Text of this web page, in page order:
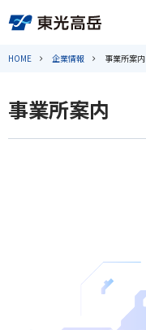
HOME 企業情報 事業所案内
事業所案内